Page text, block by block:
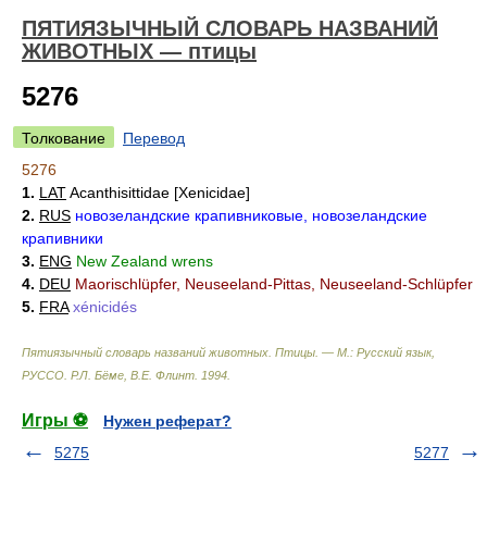
ПЯТИЯЗЫЧНЫЙ СЛОВАРЬ НАЗВАНИЙ
ЖИВОТНЫХ — птицы
5276
Толкование
Перевод
5276
1. LATAcanthisittidae [Xenicidae]
2. RUS новозеландские крапивниковые, новозеландские
крапивники
3. ENG New Zealand wrens
4. DEU Maorischlüpfer, Neuseeland-Pittas, Neuseeland-Schlüpfer
5. FRA xénicidés
Пятиязычный словарь названий животных. Птицы. — М.: Русский язык,
РУССО Р.Л. Бёме, В.Е. Флинт 1994
Игры ⚽
Нужен реферат?
5275
5277